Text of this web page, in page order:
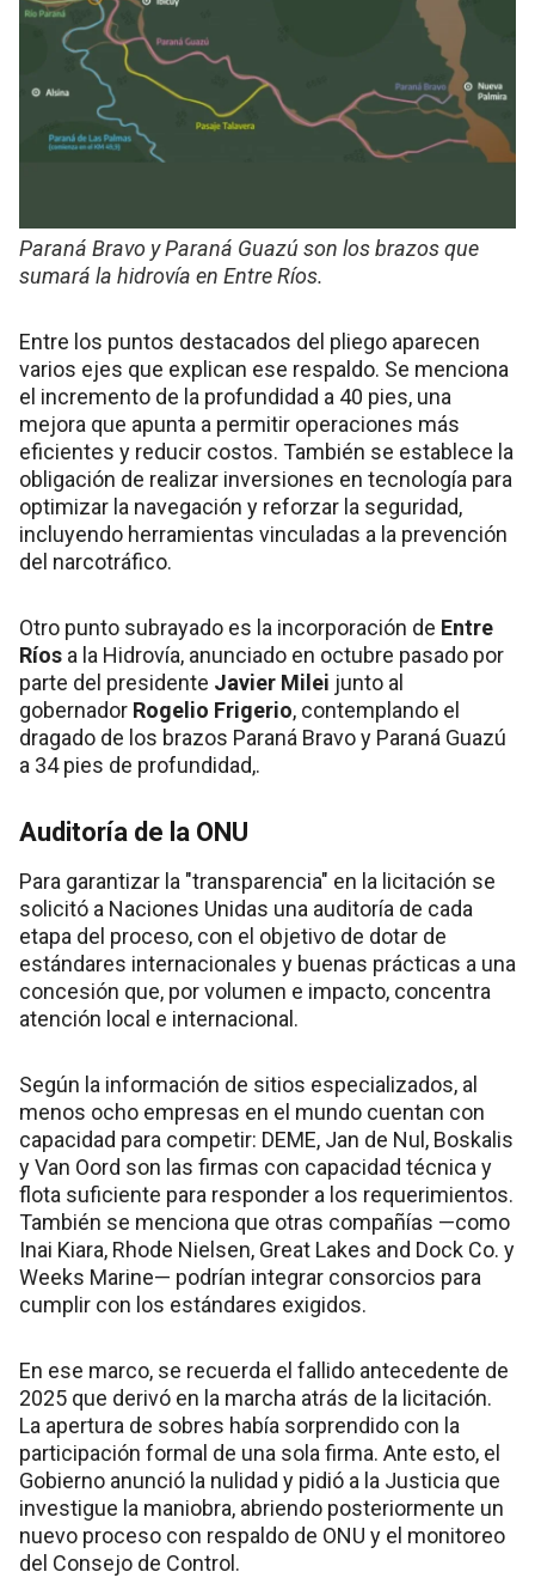
Paraná Bravo y Paraná Guazú son los brazos que
sumará la hidrovía en Entre Ríos.
Entre los puntos destacados del pliego aparecen
varios ejes que explican ese respaldo. Se menciona
el incremento de la profundidad a 40 pies, una
mejora que apunta a permitir operaciones más
eficientes y reducir costos. También se establece la
obligación de realizar inversiones en tecnología para
optimizar la navegación y reforzar la seguridad,
incluyendo herramientas vinculadas a la prevención
del narcotráfico.
Otro punto subrayado es la incorporación de Entre
Ríos a la Hidrovía, anunciado en octubre pasado por
parte del presidente Javier Milei junto al
gobernador Rogelio Frigerio, contemplando el
dragado de los brazos Paraná Bravo y Paraná Guazú
a 34 pies de profundidad,.
Auditoría de la ONU
Para garantizar la "transparencia" en la licitación se
solicitó a Naciones Unidas una auditoría de cada
etapa del proceso, con el objetivo de dotar de
estándares internacionales y buenas prácticas a una
concesión que, por volumen e impacto, concentra
atención local e internacional.
Según la información de sitios especializados, al
menos ocho empresas en el mundo cuentan con
capacidad para competir: DEME, Jan de Nul, Boskalis
y Van Oord son las firmas con capacidad técnica y
flota suficiente para responder a los requerimientos.
También se menciona que otras compañías —como
Inai Kiara, Rhode Nielsen, Great Lakes and Dock Co. y
Weeks Marine— podrían integrar consorcios para
cumplir con los estándares exigidos.
En ese marco, se recuerda el fallido antecedente de
2025 que derivó en la marcha atrás de la licitación.
La apertura de sobres había sorprendido con la
participación formal de una sola firma. Ante esto, el
Gobierno anunció la nulidad y pidió a la Justicia que
investigue la maniobra, abriendo posteriormente un
nuevo proceso con respaldo de ONU y el monitoreo
del Consejo de Control.